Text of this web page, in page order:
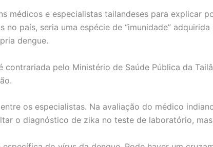
médicos e especialistas tailandeses para explicar
no país, seria uma espécie de “imunidade”
dengue.
contrariada pelo Ministério de Saúde Pública da
os especialistas. Na avaliação do médico
o diagnóstico de zika no teste de laboratório,